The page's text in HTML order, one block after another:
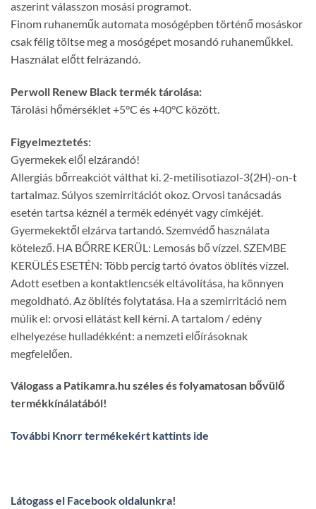
aszerint válasszon mosási programot.
Finom ruhaneműk automata mosógépben történő mosáskor
csak félig töltse meg a mosógépet mosandó ruhaneműkkel.
Használat előtt felrázandó.
Perwoll Renew Black termék tárolása:
Tárolási hőmérséklet +5°C és +40°C között.
Figyelmeztetés:
Gyermekek elől elzárandó!
Allergiás bőrreakciót válthat ki. 2-metilisotiazol-3(2H)-on-t
tartalmaz. Súlyos szemirritációt okoz. Orvosi tanácsadás
esetén tartsa kéznél a termék edényét vagy címkéjét.
Gyermekektől elzárva tartandó. Szemvédő használata
kötelező. HA BŐRRE KERÜL: Lemosás bő vízzel. SZEMBE
KERÜLÉS ESETÉN: Több percig tartó óvatos öblítés vízzel.
Adott esetben a kontaktlencsék eltávolítása, ha könnyen
megoldható. Az öblítés folytatása. Ha a szemirritáció nem
múlik el: orvosi ellátást kell kérni. A tartalom / edény
elhelyezése hulladékként: a nemzeti előírásoknak
megfelelően.
Válogass a Patikamra.hu széles és folyamatosan bővülő
termékkínálatából!
További Knorr termékekért kattints ide
Látogass el Facebook oldalunkra!